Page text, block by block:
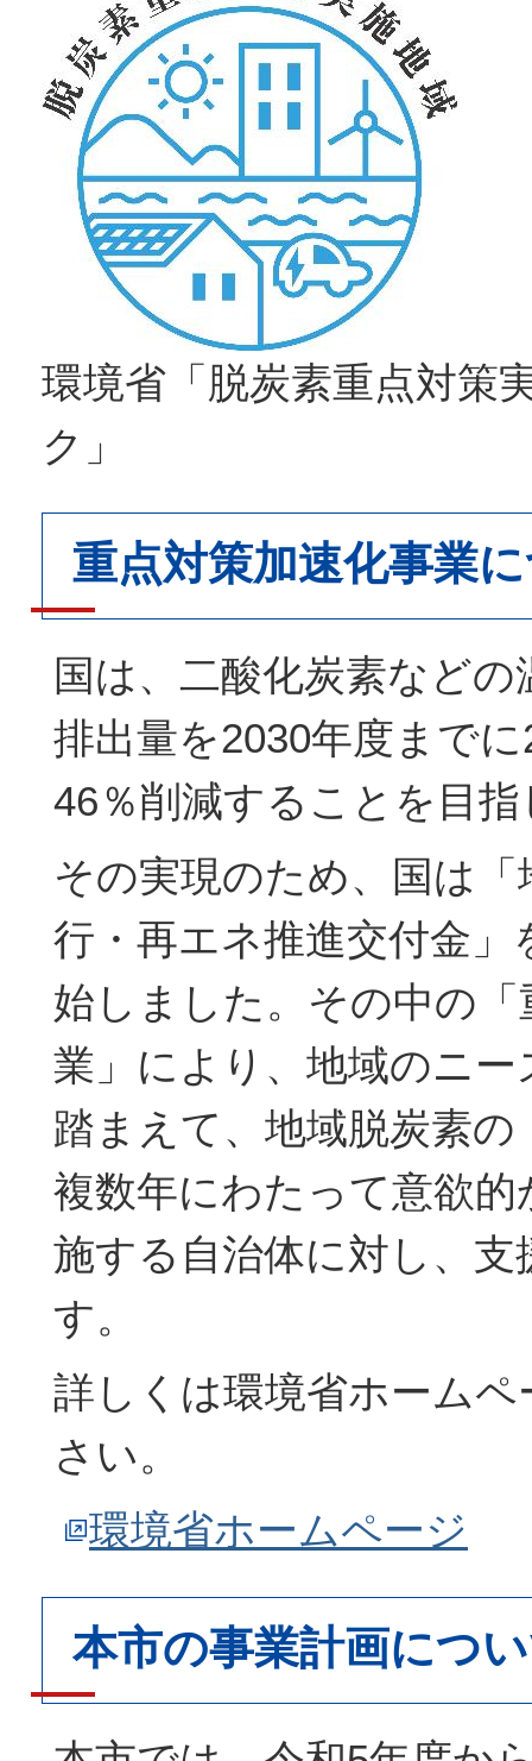
環境省「脱炭素重点対策
ク」
重点対策加速化事業
国は、二酸化炭素など
排出量を2030年度まで
46％削減することを目
その実現のため、国は「
行・再エネ推進交付金」
始しました。その中の「
業」により、地域のニー
踏まえて、地域脱炭素の
複数年にわたって意欲的
施する自治体に対し、
す。
詳しくは環境省ホーム
さい。
環境省ホームページ
本市の事業計画につ